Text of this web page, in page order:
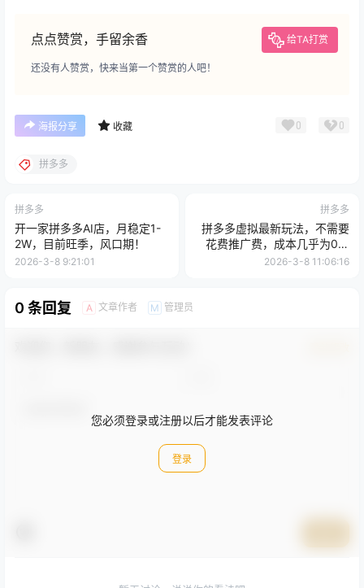
点点赞赏，手留余香 给TA打赏
还没有人赞赏，快来当第一个赞赏的人吧！
海报分享 收藏 0 0
拼多多
拼多多
开一家拼多多AI店，月稳定1-
2W，目前旺季，风口期！
2026-3-8 9:21:01
拼多多
拼多多虚拟最新玩法，不需要
花费推广费，成本几乎为0，
半个月三位数轻轻松松
2026-3-8 11:06:16
0 条回复 A 文章作者 M 管理员
您必须登录或注册以后才能发表评论
登录